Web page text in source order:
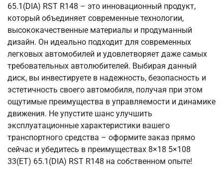
65.1(DIA) RST R148 – это инновационный продукт,
который объединяет современные технологии,
высококачественные материалы и продуманный
дизайн. Он идеально подходит для современных
легковых автомобилей и удовлетворяет даже самых
требовательных автолюбителей. Выбирая данный
диск, вы инвестируете в надежность, безопасность и
эстетичность своего автомобиля, получая при этом
ощутимые преимущества в управляемости и динамике
движения. Не упустите шанс улучшить
эксплуатационные характеристики вашего
транспортного средства – оформите заказ прямо
сейчас и убедитесь в преимуществах 8×18 5×108
33(ET) 65.1(DIA) RST R148 на собственном опыте!